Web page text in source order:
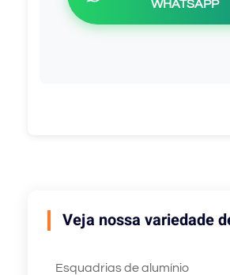
WHATSAPP
Veja nossa variedade
Esquadrias de alumínio